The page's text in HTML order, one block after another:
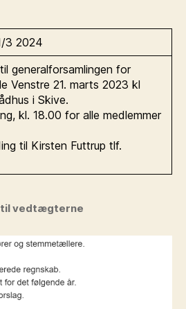
3 2024
generalforsamlingen for
Venstre 21. marts 2023 kl
i Skive.
kl. 18.00 for alle medlemmer
til Kirsten Futtrup tlf.
til vedtægterne